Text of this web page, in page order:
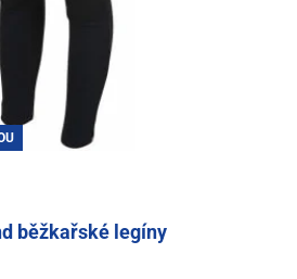
běžkařské legíny